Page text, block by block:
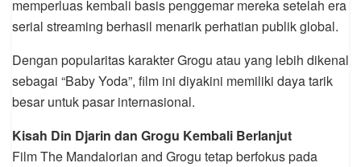
memperluas kembali basis penggemar mereka setelah era
serial streaming berhasil menarik perhatian publik global.
Dengan popularitas karakter Grogu atau yang lebih dikenal
sebagai “Baby Yoda”, film ini diyakini memiliki daya tarik
besar untuk pasar internasional.
Kisah Din Djarin dan Grogu Kembali Berlanjut
Film The Mandalorian and Grogu tetap berfokus pada